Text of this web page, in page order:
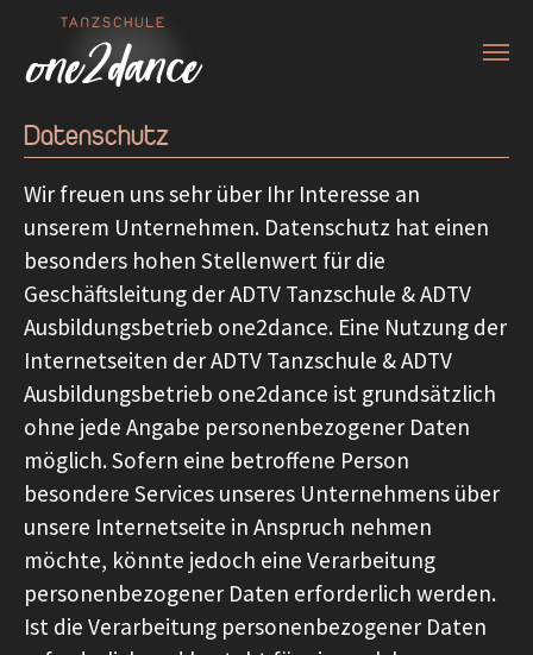
Datenschutz
Wir freuen uns sehr über Ihr Interesse an
unserem Unternehmen. Datenschutz hat einen
besonders hohen Stellenwert für die
Geschäftsleitung der ADTV Tanzschule & ADTV
Ausbildungsbetrieb one2dance. Eine Nutzung der
Internetseiten der ADTV Tanzschule & ADTV
Ausbildungsbetrieb one2dance ist grundsätzlich
ohne jede Angabe personenbezogener Daten
möglich. Sofern eine betroffene Person
besondere Services unseres Unternehmens über
unsere Internetseite in Anspruch nehmen
möchte, könnte jedoch eine Verarbeitung
personenbezogener Daten erforderlich werden.
Ist die Verarbeitung personenbezogener Daten